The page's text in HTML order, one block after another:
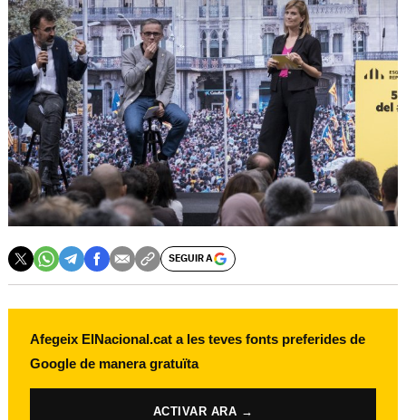
SEGUIR A
Afegeix ElNacional.cat a les teves fonts preferides de
Google de manera gratuïta
ACTIVAR ARA →